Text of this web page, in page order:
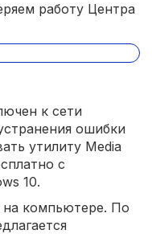
работу Центра
к сети
ошибки
утилиту Media
с
10.
на компьютере. По